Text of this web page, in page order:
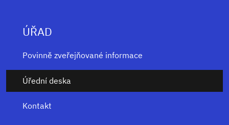
ÚŘAD
Povinně zveřejňované informace
Úřední deska
Kontakt